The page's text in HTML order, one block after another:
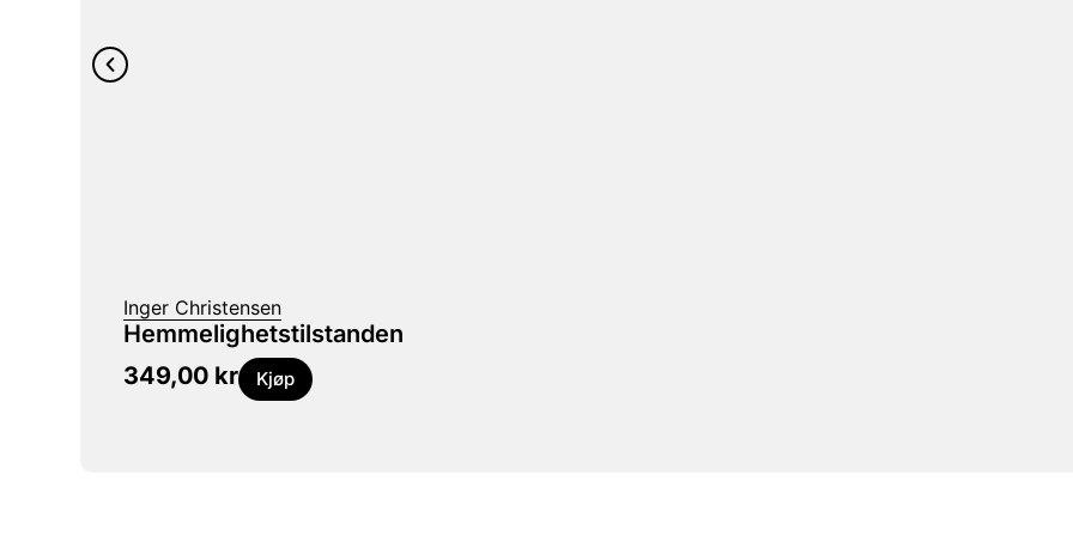
Inger Christensen
Hemmelighetstilstanden
349,00 kr Kjøp